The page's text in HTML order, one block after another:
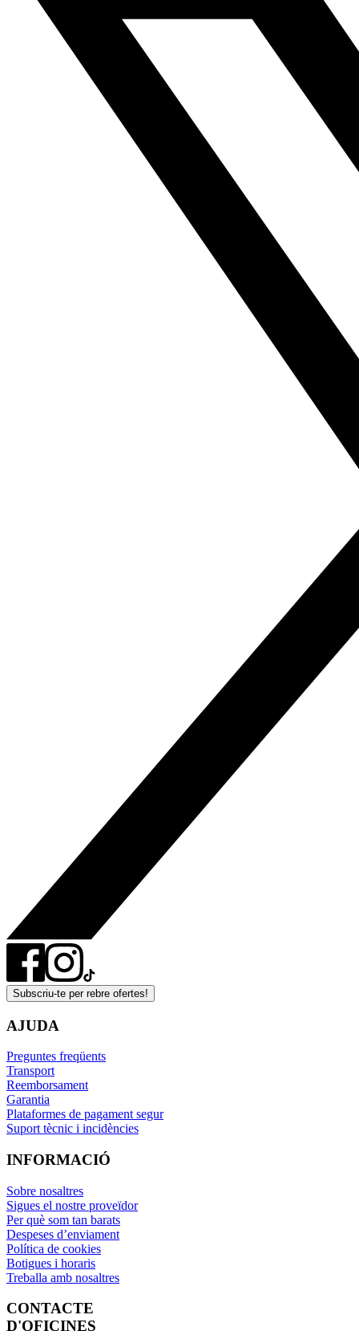
Subscriu-te per rebre ofertes!
AJUDA
Preguntes freqüents
Transport
Reemborsament
Garantia
Plataformes de pagament segur
Suport tècnic i incidències
INFORMACIÓ
Sobre nosaltres
Sigues el nostre proveïdor
Per què som tan barats
Despeses d’enviament
Política de cookies
Botigues i horaris
Treballa amb nosaltres
CONTACTE
D'OFICINES